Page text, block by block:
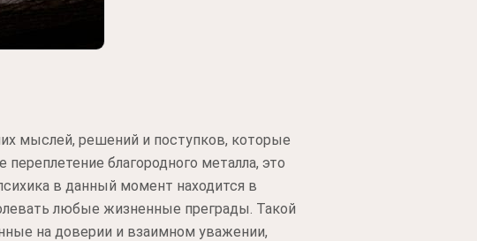
мыслей, решений и поступков, которые
благородного металла, это
в данный момент находится в
любые жизненные преграды. Такой
на доверии и взаимном уважении,